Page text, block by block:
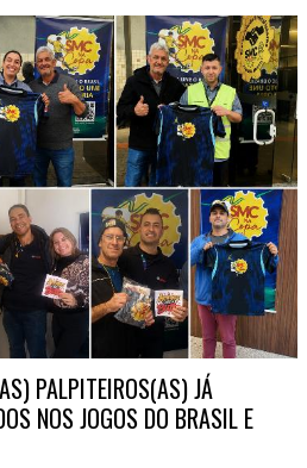
PALPITEIROS(AS) JÁ
NOS JOGOS DO BRASIL E